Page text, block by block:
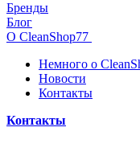
Бренды
Блог
О CleanShop77
Немного о
Новости
Контакты
Контакты